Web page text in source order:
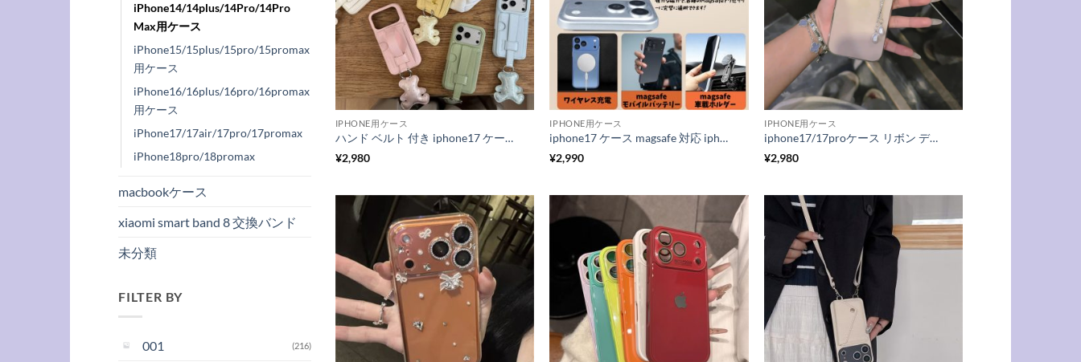
iPhone14/14plus/14Pro/14Pro
Max用ケース
iPhone15/15plus/15pro/15promax
用ケース
iPhone16/16plus/16pro/16promax
用ケース
iPhone17/17air/17pro/17promax
iPhone18pro/18promax
macbookケース
xiaomi smart band 8 交換バンド
未分類
FILTER BY
001 (216)
IPHONE用ケース
ハンド ベルト 付き iphone17 ケース iphone17pro/17promax ケース 背面 収納 かわいい iphone16/15 ケース 人気 女子 韓国 スマホケース チャーム 付き おしゃれ 落下防止ベルト
¥2,980
IPHONE用ケース
iphone17 ケース magsafe 対応 iphone17pro/16pro パネル ケース iphone17promax/16/15 ケース フレームレス スマホケース マット iphone14/13 ケース カメラ まで 保護
¥2,990
IPHONE用ケース
iphone17/17proケース リボン デコ iphone17promax/16promax ケース キラキラ ストーン iphone16/16pro ケース デコ iphone15/14/13 ケース 透明 可愛い アイフォン ケース 人気 女性
¥2,980